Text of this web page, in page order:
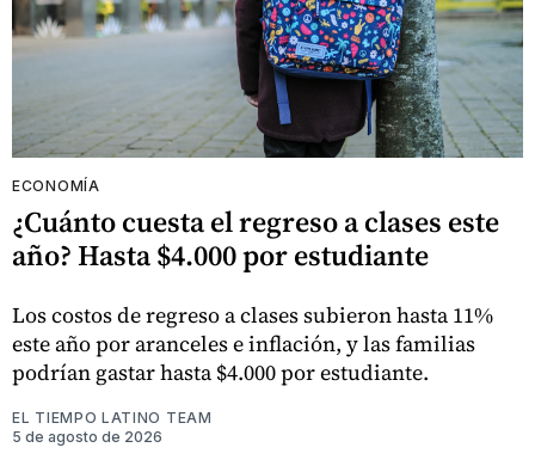
ECONOMÍA
¿Cuánto cuesta el regreso a clases este
año? Hasta $4.000 por estudiante
Los costos de regreso a clases subieron hasta 11%
este año por aranceles e inflación, y las familias
podrían gastar hasta $4.000 por estudiante.
EL TIEMPO LATINO TEAM
5 de agosto de 2026